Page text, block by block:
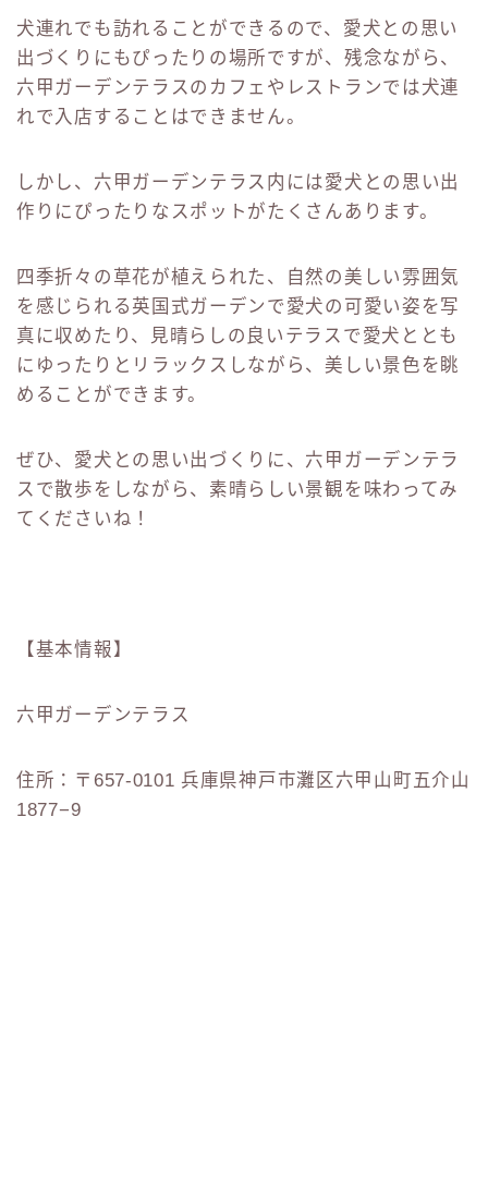
犬連れでも訪れることができるので、愛犬との思い
出づくりにもぴったりの場所ですが、残念ながら、
六甲ガーデンテラスのカフェやレストランでは犬連
れで入店することはできません。
しかし、六甲ガーデンテラス内には愛犬との思い出
作りにぴったりなスポットがたくさんあります。
四季折々の草花が植えられた、自然の美しい雰囲気
を感じられる英国式ガーデンで愛犬の可愛い姿を写
真に収めたり、見晴らしの良いテラスで愛犬ととも
にゆったりとリラックスしながら、美しい景色を眺
めることができます。
ぜひ、愛犬との思い出づくりに、六甲ガーデンテラ
スで散歩をしながら、素晴らしい景観を味わってみ
てくださいね！
【基本情報】
六甲ガーデンテラス
住所：〒657-0101 兵庫県神戸市灘区六甲山町五介山
1877−9